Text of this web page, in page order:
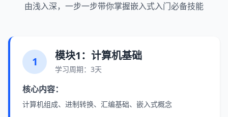
由浅入深，一步一步带你掌握嵌入式入门必备技能
1 模块1：计算机基础
学习周期：3天
核心内容：
计算机组成、进制转换、汇编基础、嵌入式概念